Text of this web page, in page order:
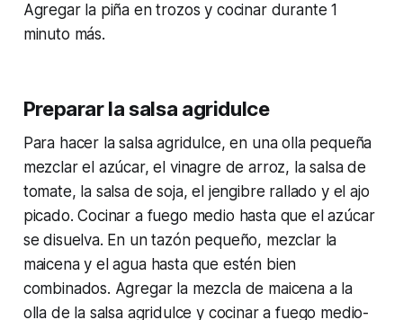
Agregar la piña en trozos y cocinar durante 1
minuto más.
Preparar la salsa agridulce
Para hacer la salsa agridulce, en una olla pequeña
mezclar el azúcar, el vinagre de arroz, la salsa de
tomate, la salsa de soja, el jengibre rallado y el ajo
picado. Cocinar a fuego medio hasta que el azúcar
se disuelva. En un tazón pequeño, mezclar la
maicena y el agua hasta que estén bien
combinados. Agregar la mezcla de maicena a la
olla de la salsa agridulce y cocinar a fuego medio-